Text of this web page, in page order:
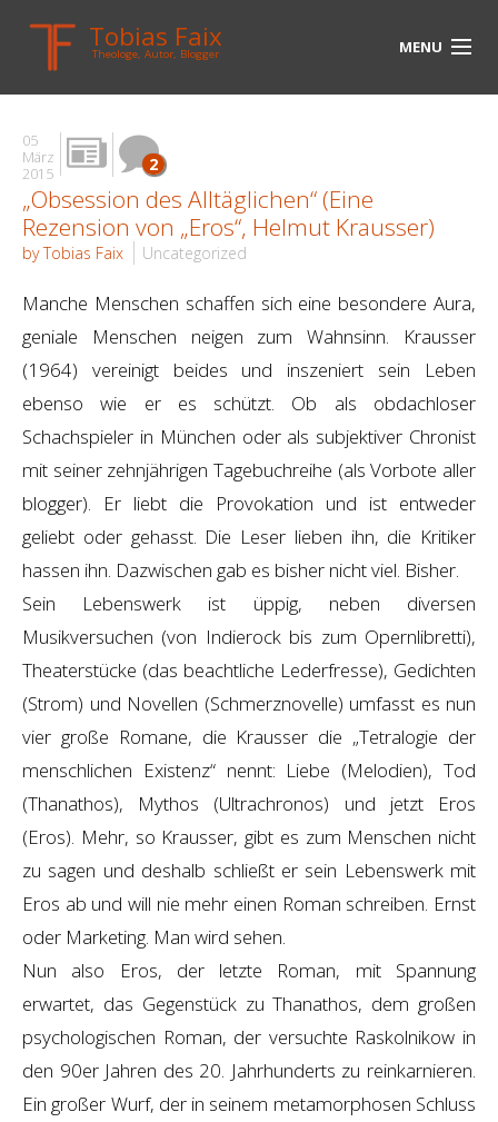
Tobias Faix
Theologe, Autor, Blogger MENU
HOME
BLOG
BIOGRAPHIE
BÜCHER
UNTERWEGS
MEDIEN
LINKS
05
März
2015
2
„Obsession des Alltäglichen“ (Eine
Rezension von „Eros“, Helmut Krausser)
by Tobias Faix Uncategorized
Manche Menschen schaffen sich eine besondere Aura,
geniale Menschen neigen zum Wahnsinn. Krausser
(1964) vereinigt beides und inszeniert sein Leben
ebenso wie er es schützt. Ob als obdachloser
Schachspieler in München oder als subjektiver Chronist
mit seiner zehnjährigen Tagebuchreihe (als Vorbote aller
blogger). Er liebt die Provokation und ist entweder
geliebt oder gehasst. Die Leser lieben ihn, die Kritiker
hassen ihn. Dazwischen gab es bisher nicht viel. Bisher.
Sein Lebenswerk ist üppig, neben diversen
Musikversuchen (von Indierock bis zum Opernlibretti),
Theaterstücke (das beachtliche Lederfresse), Gedichten
(Strom) und Novellen (Schmerznovelle) umfasst es nun
vier große Romane, die Krausser die „Tetralogie der
menschlichen Existenz“ nennt: Liebe (Melodien), Tod
(Thanathos), Mythos (Ultrachronos) und jetzt Eros
(Eros). Mehr, so Krausser, gibt es zum Menschen nicht
zu sagen und deshalb schließt er sein Lebenswerk mit
Eros ab und will nie mehr einen Roman schreiben. Ernst
oder Marketing. Man wird sehen.
Nun also Eros, der letzte Roman, mit Spannung
erwartet, das Gegenstück zu Thanathos, dem großen
psychologischen Roman, der versuchte Raskolnikow in
den 90er Jahren des 20. Jahrhunderts zu reinkarnieren.
Ein großer Wurf, der in seinem metamorphosen Schluss